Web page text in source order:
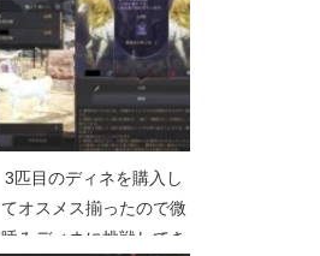
3匹目のディネを購入し
てオスメス揃ったので微
睡みディネに挑戦してき